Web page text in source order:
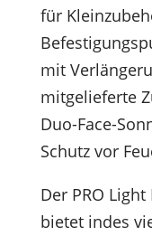
für
mit
mitgelieferte
Duo-Face-
Schutz vor
Der PRO
bietet indes